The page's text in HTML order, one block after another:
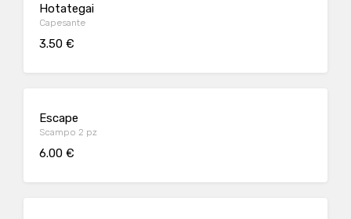
Hotategai
Capesante
3.50 €
Escape
Scampo 2 pz
6.00 €